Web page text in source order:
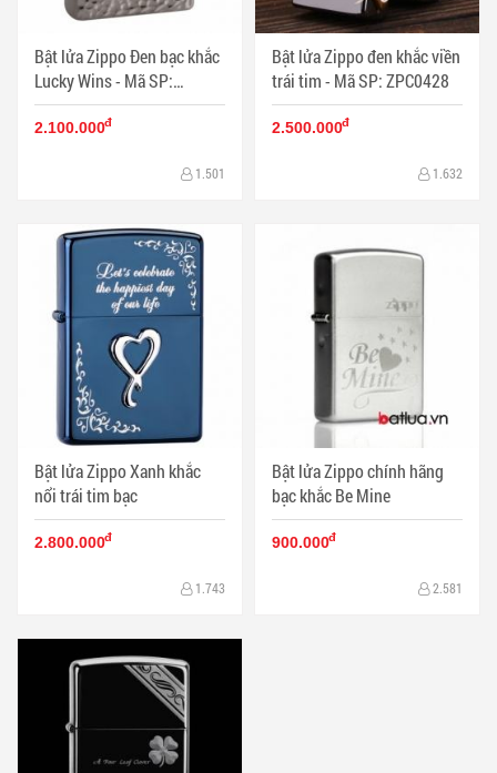
Bật lửa Zippo Đen bạc khắc
Lucky Wins - Mã SP:
ZPC0446
2.100.000đ
1.501
Bật lửa Zippo đen khắc viền
trái tim - Mã SP: ZPC0428
2.500.000đ
1.632
Bật lửa Zippo Xanh khắc
nổi trái tim bạc
2.800.000đ
1.743
Bật lửa Zippo chính hãng
bạc khắc Be Mine
900.000đ
2.581